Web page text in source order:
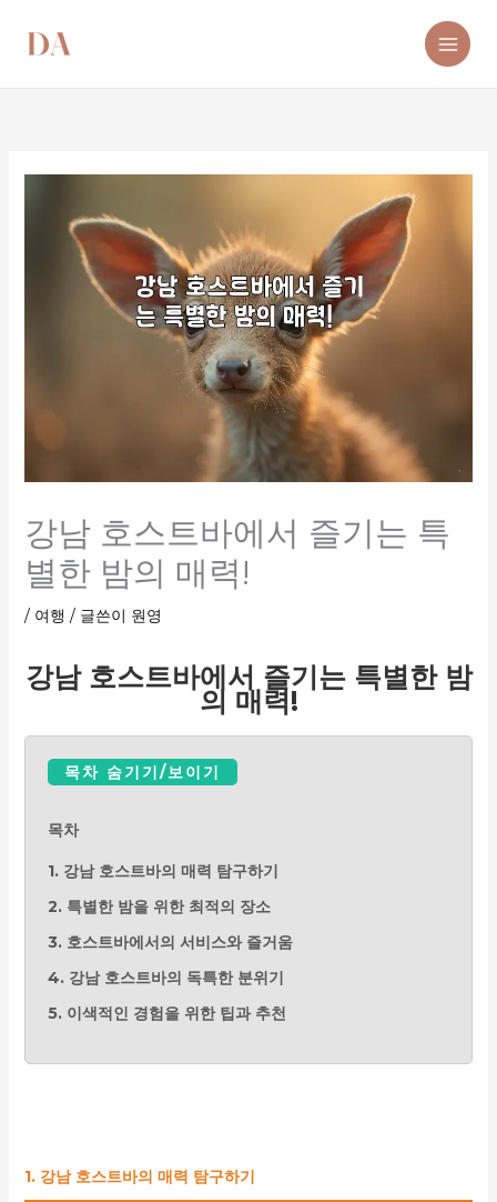
강남 호스트바에서 즐기는 특
별한 밤의 매력!
/ 여행 / 글쓴이 원영
강남 호스트바에서 즐기는 특별한 밤
의 매력!
목차 숨기기/보이기
목차
1. 강남 호스트바의 매력 탐구하기
2. 특별한 밤을 위한 최적의 장소
3. 호스트바에서의 서비스와 즐거움
4. 강남 호스트바의 독특한 분위기
5. 이색적인 경험을 위한 팁과 추천
1. 강남 호스트바의 매력 탐구하기